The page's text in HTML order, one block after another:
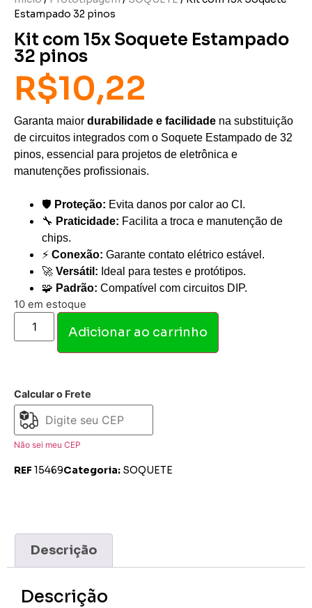
Estampado 32 pinos
Kit com 15x Soquete Estampado
32 pinos
R$10,22
Garanta maior durabilidade e facilidade na substituição
de circuitos integrados com o Soquete Estampado de 32
pinos, essencial para projetos de eletrônica e
manutenções profissionais.
🛡️ Proteção: Evita danos por calor ao CI.
🔧 Praticidade: Facilita a troca e manutenção de
chips.
⚡ Conexão: Garante contato elétrico estável.
🚀 Versátil: Ideal para testes e protótipos.
🧩 Padrão: Compatível com circuitos DIP.
10 em estoque
Adicionar ao carrinho
Calcular o Frete
Não sei meu CEP
REF 15469Categoria: SOQUETE
Descrição
Descrição